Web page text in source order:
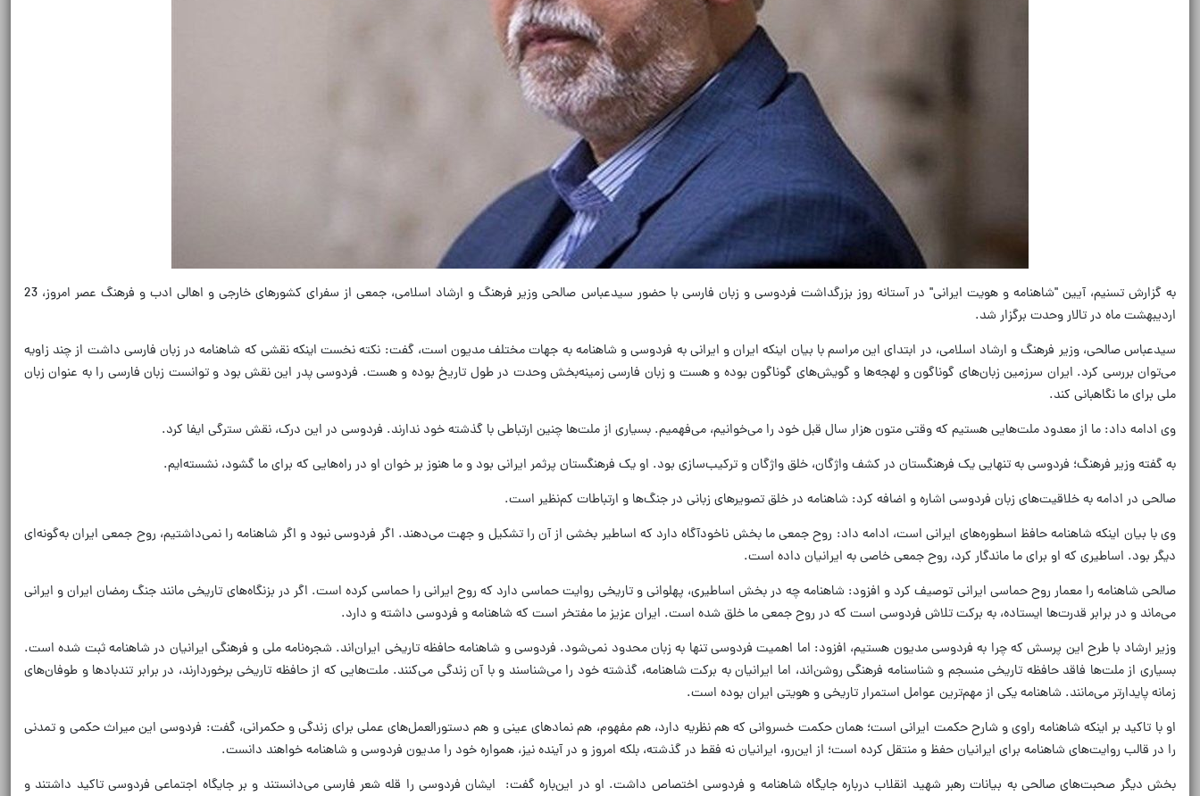
به گزارش تسنیم، آیین "شاهنامه و هویت ایرانی" در آستانه روز بزرگداشت فردوسی و زبان فارسی با حضور سیدعباس صالحی وزیر فرهنگ و ارشاد اسلامی، جمعی از سفرای کشورهای خارجی و اهالی ادب و فرهنگ عصر امروز، 23
اردیبهشت ماه در تالار وحدت برگزار شد.
سیدعباس صالحی، وزیر فرهنگ و ارشاد اسلامی، در ابتدای این مراسم با بیان اینکه ایران و ایرانی به فردوسی و شاهنامه به جهات مختلف مدیون است، گفت: نکته نخست اینکه نقشی که شاهنامه در زبان فارسی داشت از چند زاویه
می‌توان بررسی کرد. ایران سرزمین زبان‌های گوناگون و لهجه‌ها و گویش‌های گوناگون بوده و هست و زبان فارسی زمینه‌بخش وحدت در طول تاریخ بوده و هست. فردوسی پدر این نقش بود و توانست زبان فارسی را به عنوان زبان
ملی برای ما نگاهبانی کند.
وی ادامه داد: ما از معدود ملت‌هایی هستیم که وقتی متون هزار سال قبل خود را می‌خوانیم، می‌فهمیم. بسیاری از ملت‌ها چنین ارتباطی با گذشته خود ندارند. فردوسی در این درک، نقش سترگی ایفا کرد.
به گفته وزیر فرهنگ؛ فردوسی به تنهایی یک فرهنگستان در کشف واژگان، خلق واژگان و ترکیب‌سازی بود. او یک فرهنگستان پرثمر ایرانی بود و ما هنوز بر خوان او در راه‌هایی که برای ما گشود، نشسته‌ایم.
صالحی در ادامه به خلاقیت‌های زبان فردوسی اشاره و اضافه کرد: شاهنامه در خلق تصویرهای زبانی در جنگ‌ها و ارتباطات کم‌نظیر است.
وی با بیان اینکه شاهنامه حافظ اسطوره‌های ایرانی است، ادامه داد: روح جمعی ما بخش ناخودآگاه دارد که اساطیر بخشی از آن را تشکیل و جهت می‌دهند. اگر فردوسی نبود و اگر شاهنامه را نمی‌داشتیم، روح جمعی ایران به‌گونه‌ای
دیگر بود. اساطیری که او برای ما ماندگار کرد، روح جمعی خاصی به ایرانیان داده است.
صالحی شاهنامه را معمار روح حماسی ایرانی توصیف کرد و افزود: شاهنامه چه در بخش اساطیری، پهلوانی و تاریخی روایت حماسی دارد که روح ایرانی را حماسی کرده است. اگر در بزنگاه‌های تاریخی مانند جنگ رمضان ایران و ایرانی
می‌ماند و در برابر قدرت‌ها ایستاده، به برکت تلاش فردوسی است که در روح جمعی ما خلق شده است. ایران عزیز ما مفتخر است که شاهنامه و فردوسی داشته و دارد.
وزیر ارشاد با طرح این پرسش که چرا به فردوسی مدیون هستیم، افزود: اما اهمیت فردوسی تنها به زبان محدود نمی‌شود. فردوسی و شاهنامه حافظه تاریخی ایران‌اند. شجره‌نامه ملی و فرهنگی ایرانیان در شاهنامه ثبت شده است.
بسیاری از ملت‌ها فاقد حافظه تاریخی منسجم و شناسنامه فرهنگی روشن‌اند، اما ایرانیان به برکت شاهنامه، گذشته خود را می‌شناسند و با آن زندگی می‌کنند. ملت‌هایی که از حافظه تاریخی برخوردارند، در برابر تندبادها و طوفان‌های
زمانه پایدارتر می‌مانند. شاهنامه یکی از مهم‌ترین عوامل استمرار تاریخی و هویتی ایران بوده است.
او با تاکید بر اینکه شاهنامه راوی و شارح حکمت ایرانی است؛ همان حکمت خسروانی که هم نظریه دارد، هم مفهوم، هم نمادهای عینی و هم دستورالعمل‌های عملی برای زندگی و حکمرانی، گفت: فردوسی این میراث حکمی و تمدنی
را در قالب روایت‌های شاهنامه برای ایرانیان حفظ و منتقل کرده است؛ از این‌رو، ایرانیان نه فقط در گذشته، بلکه امروز و در آینده نیز، همواره خود را مدیون فردوسی و شاهنامه خواهند دانست.
بخش دیگر صحبت‌های صالحی به بیانات رهبر شهید انقلاب درباره جایگاه شاهنامه و فردوسی اختصاص داشت. او در این‌باره گفت: ایشان فردوسی را قله شعر فارسی می‌دانستند و بر جایگاه اجتماعی فردوسی تاکید داشتند و